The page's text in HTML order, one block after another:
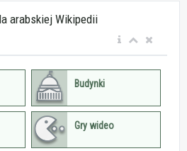
arabskiej Wikipedii
Budynki
Gry wideo